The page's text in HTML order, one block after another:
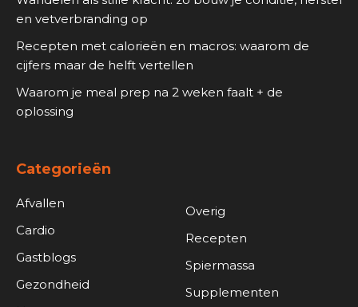
en vetverbranding op
Recepten met calorieën en macros: waarom de
cijfers maar de helft vertellen
Waarom je meal prep na 2 weken faalt + de
oplossing
Categorieën
Afvallen
Cardio
Gastblogs
Gezondheid
Overig
Recepten
Spiermassa
Supplementen